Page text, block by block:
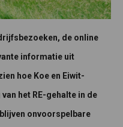
de online
informatie uit
hoe Koe en Eiwit-
het RE-gehalte in de
onvoorspelbare